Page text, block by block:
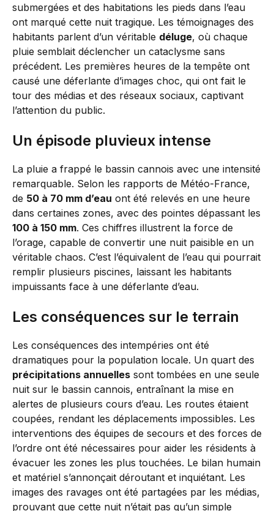
submergées et des habitations les pieds dans l’eau
ont marqué cette nuit tragique. Les témoignages des
habitants parlent d’un véritable déluge, où chaque
pluie semblait déclencher un cataclysme sans
précédent. Les premières heures de la tempête ont
causé une déferlante d’images choc, qui ont fait le
tour des médias et des réseaux sociaux, captivant
l’attention du public.
Un épisode pluvieux intense
La pluie a frappé le bassin cannois avec une intensité
remarquable. Selon les rapports de Météo-France,
de 50 à 70 mm d’eau ont été relevés en une heure
dans certaines zones, avec des pointes dépassant les
100 à 150 mm. Ces chiffres illustrent la force de
l’orage, capable de convertir une nuit paisible en un
véritable chaos. C’est l’équivalent de l’eau qui pourrait
remplir plusieurs piscines, laissant les habitants
impuissants face à une déferlante d’eau.
Les conséquences sur le terrain
Les conséquences des intempéries ont été
dramatiques pour la population locale. Un quart des
précipitations annuelles sont tombées en une seule
nuit sur le bassin cannois, entraînant la mise en
alertes de plusieurs cours d’eau. Les routes étaient
coupées, rendant les déplacements impossibles. Les
interventions des équipes de secours et des forces de
l’ordre ont été nécessaires pour aider les résidents à
évacuer les zones les plus touchées. Le bilan humain
et matériel s’annonçait déroutant et inquiétant. Les
images des ravages ont été partagées par les médias,
prouvant que cette nuit n’était pas qu’un simple